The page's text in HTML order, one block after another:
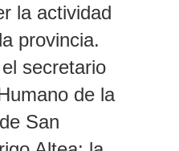
la actividad
provincia.
secretario
de la
San